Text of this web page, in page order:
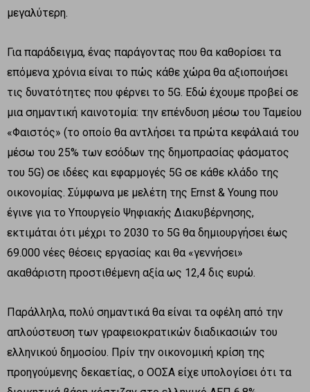
μεγαλύτερη.
Για παράδειγμα, ένας παράγοντας που θα καθορίσει τα
επόμενα χρόνια είναι το πώς κάθε χώρα θα αξιοποιήσει
τις δυνατότητες που φέρνει το 5G. Εδώ έχουμε προβεί σε
μια σημαντική καινοτομία: την επένδυση μέσω του Ταμείου
«Φαιστός» (το οποίο θα αντλήσει τα πρώτα κεφάλαιά του
μέσω του 25% των εσόδων της δημοπρασίας φάσματος
του 5G) σε ιδέες και εφαρμογές 5G σε κάθε κλάδο της
οικονομίας. Σύμφωνα με μελέτη της Ernst & Young που
έγινε για το Υπουργείο Ψηφιακής Διακυβέρνησης,
εκτιμάται ότι μέχρι το 2030 το 5G θα δημιουργήσει έως
69.000 νέες θέσεις εργασίας και θα «γεννήσει»
ακαθάριστη προστιθέμενη αξία ως 12,4 δις ευρώ.
Παράλληλα, πολύ σημαντικά θα είναι τα οφέλη από την
απλούστευση των γραφειοκρατικών διαδικασιών του
ελληνικού δημοσίου. Πρίν την οικονομική κρίση της
προηγούμενης δεκαετίας, ο ΟΟΣΑ είχε υπολογίσει ότι τα